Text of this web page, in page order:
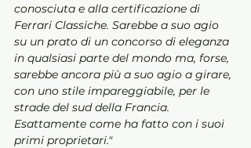
conosciuta e alla certificazione di
Ferrari Classiche. Sarebbe a suo agio
su un prato di un concorso di eleganza
in qualsiasi parte del mondo ma, forse,
sarebbe ancora più a suo agio a girare,
con uno stile impareggiabile, per le
strade del sud della Francia.
Esattamente come ha fatto con i suoi
primi proprietari."